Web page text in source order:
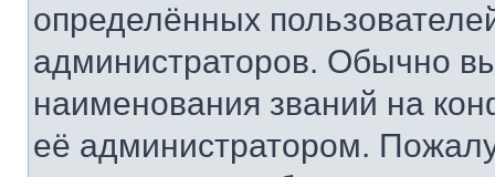
определённых
администраторов. Обычно
наименования званий на
её администратором.